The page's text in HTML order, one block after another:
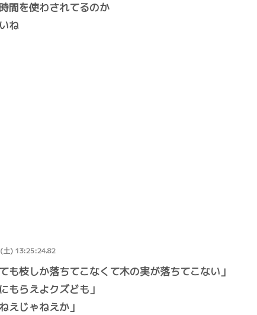
間を使わされてるのか
ね
) 13:25:24.82
も枝しか落ちてこなくて木の実が落ちてこない」
もらえよクズども」
えじゃねえか」